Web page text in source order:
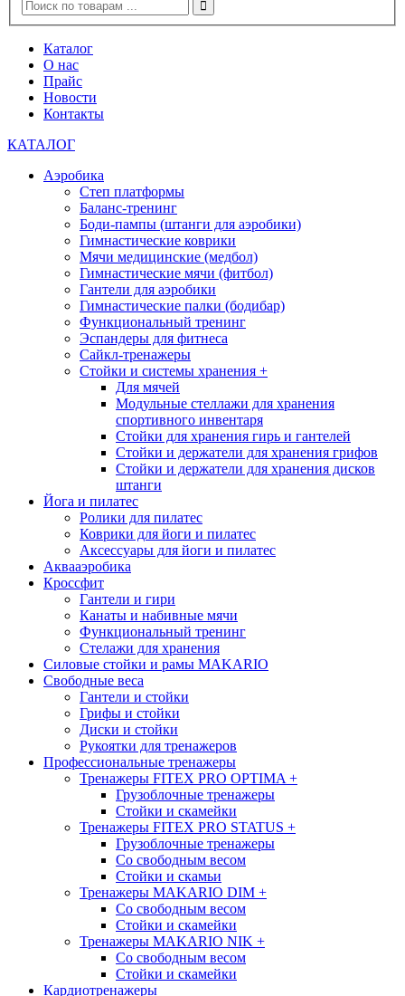
Каталог
О нас
Прайс
Новости
Контакты
КАТАЛОГ
Аэробика
Степ платформы
Баланс-тренинг
Боди-пампы (штанги для аэробики)
Гимнастические коврики
Мячи медицинские (медбол)
Гимнастические мячи (фитбол)
Гантели для аэробики
Гимнастические палки (бодибар)
Функциональный тренинг
Эспандеры для фитнеса
Сайкл-тренажеры
Стойки и системы хранения +
Для мячей
Модульные стеллажи для хранения
спортивного инвентаря
Стойки для хранения гирь и гантелей
Стойки и держатели для хранения грифов
Стойки и держатели для хранения дисков
штанги
Йога и пилатес
Ролики для пилатес
Коврики для йоги и пилатес
Аксессуары для йоги и пилатес
Аквааэробика
Кроссфит
Гантели и гири
Канаты и набивные мячи
Функциональный тренинг
Стелажи для хранения
Силовые стойки и рамы MAKARIO
Свободные веса
Гантели и стойки
Грифы и стойки
Диски и стойки
Рукоятки для тренажеров
Профессиональные тренажеры
Тренажеры FITEX PRO OPTIMA +
Грузоблочные тренажеры
Стойки и скамейки
Тренажеры FITEX PRO STATUS +
Грузоблочные тренажеры
Со свободным весом
Стойки и скамьи
Тренажеры MAKARIO DIM +
Со свободным весом
Стойки и скамейки
Тренажеры MAKARIO NIK +
Со свободным весом
Стойки и скамейки
Кардиотренажеры